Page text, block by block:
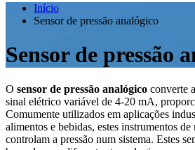
Início
Sensor de pressão analógico
Sensor de pressão
O sensor de pressão analógico converte
sinal elétrico variável de 4-20 mA,
Comumente utilizados em aplicações
alimentos e bebidas, estes instrumentos
controlam a pressão num sistema. Estes